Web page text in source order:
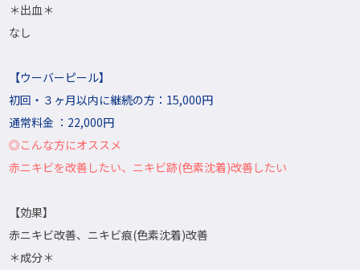
＊出血＊
なし
【ウーバーピール】
初回・３ヶ月以内に継続の方：15,000円
通常料金 ：22,000円
◎こんな方にオススメ
赤ニキビを改善したい、ニキビ跡(色素沈着)改善したい
【効果】
赤ニキビ改善、ニキビ痕(色素沈着)改善
＊成分＊